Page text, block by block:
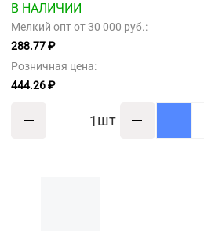
В НАЛИЧИИ
Мелкий опт от 30 000 руб.:
288.77 ₽
Розничная цена:
444.26 ₽
шт